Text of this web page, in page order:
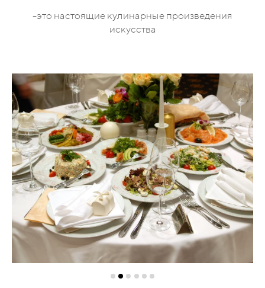
-это настоящие кулинарные произведения
искусства